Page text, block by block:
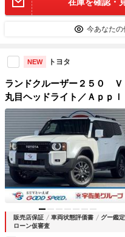
今あなたの
NEW トヨタ
ランドクルーザー２５０
丸目ヘッドライト／Ａｐｐ
デジタルインナーミラー／
ブラインドスポットモニタ
販売店保証 車両状態評価書 グー鑑定
ローン仮審査